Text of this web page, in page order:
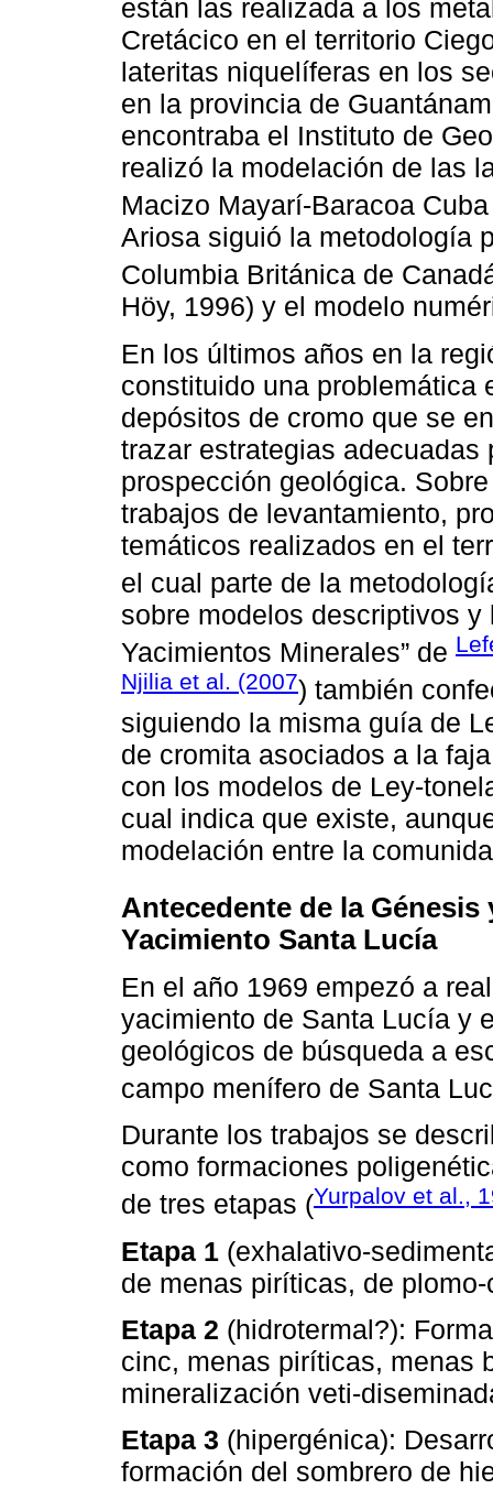
están las realizada a los
Cretácico en el territorio
lateritas niquelíferas en los
en la provincia de
encontraba el Instituto de
realizó la modelación de las
Macizo Mayarí-Baracoa
Ariosa siguió la metodología
Columbia Británica de
Höy, 1996) y el modelo
En los últimos años en la
constituido una problemática
depósitos de cromo que se
trazar estrategias
prospección geológica.
trabajos de levantamiento,
temáticos realizados en el
el cual parte de la
sobre modelos descriptivos y
Yacimientos Minerales” de
Njilia et al. (2007) también
siguiendo la misma guía de
de cromita asociados a la
con los modelos de Ley-
cual indica que existe,
modelación entre la
Antecedente de la
Yacimiento Santa Lucía
En el año 1969 empezó a
yacimiento de Santa Lucía y
geológicos de búsqueda a
campo menífero de Santa
Durante los trabajos se
como formaciones
de tres etapas (Yurpalov et al.,
Etapa 1 (exhalativo-
de menas piríticas, de
Etapa 2 (hidrotermal?):
cinc, menas piríticas, menas
mineralización veti-
Etapa 3 (hipergénica):
formación del sombrero de